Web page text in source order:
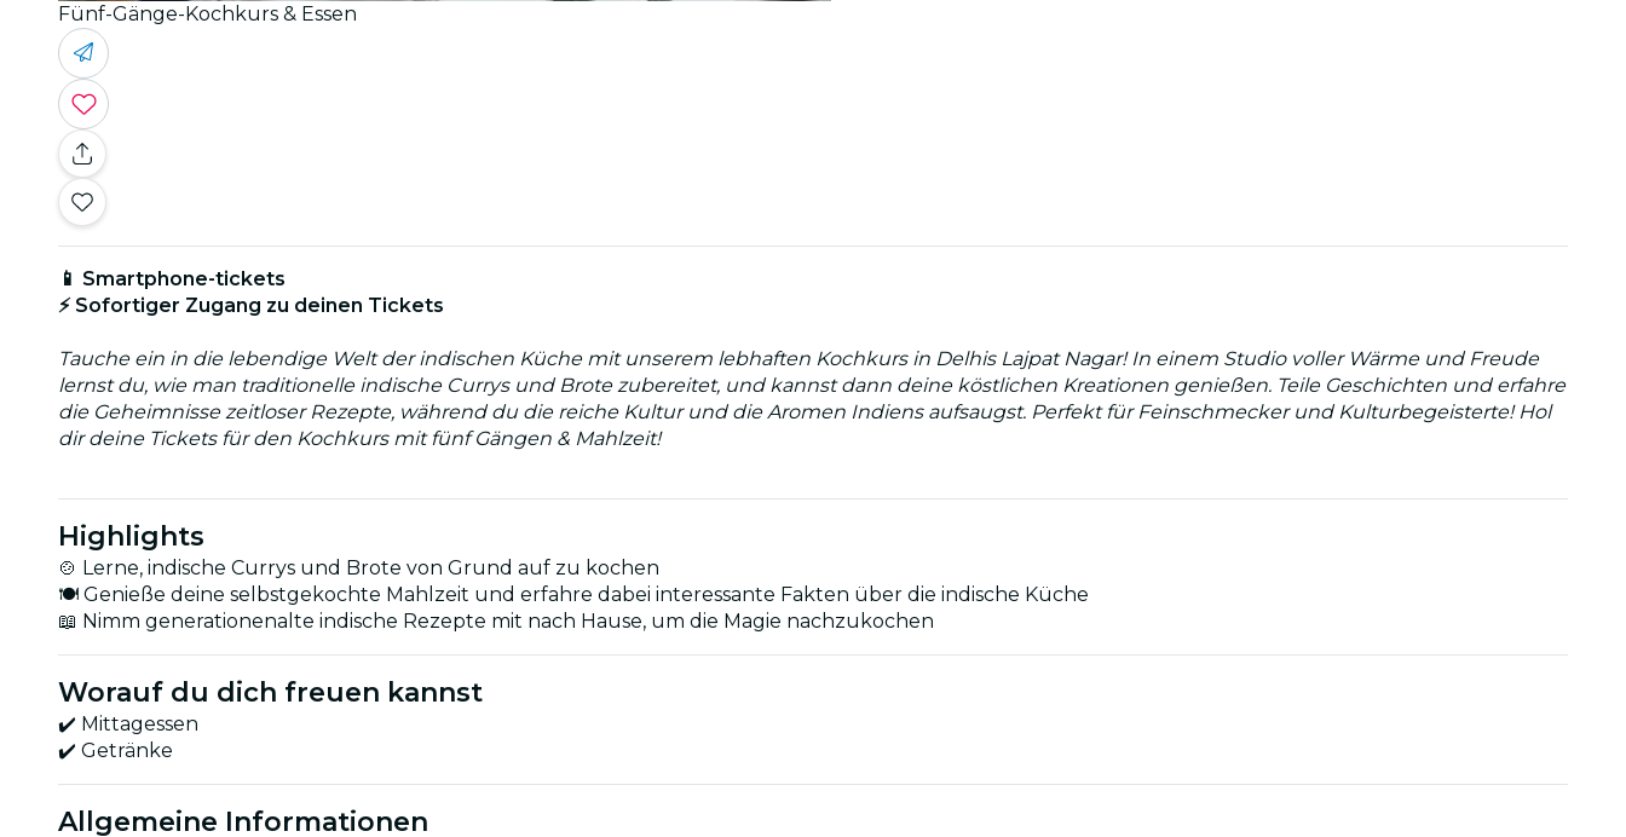
Fünf-Gänge-Kochkurs & Essen
📱 Smartphone-tickets
⚡ Sofortiger Zugang zu deinen Tickets
Tauche ein in die lebendige Welt der indischen Küche mit unserem lebhaften Kochkurs in Delhis Lajpat Nagar! In einem Studio voller Wärme und Freude
lernst du, wie man traditionelle indische Currys und Brote zubereitet, und kannst dann deine köstlichen Kreationen genießen. Teile Geschichten und erfahre
die Geheimnisse zeitloser Rezepte, während du die reiche Kultur und die Aromen Indiens aufsaugst. Perfekt für Feinschmecker und Kulturbegeisterte! Hol
dir deine Tickets für den Kochkurs mit fünf Gängen & Mahlzeit!
Highlights
🍲 Lerne, indische Currys und Brote von Grund auf zu kochen
🍽️ Genieße deine selbstgekochte Mahlzeit und erfahre dabei interessante Fakten über die indische Küche
📖 Nimm generationenalte indische Rezepte mit nach Hause, um die Magie nachzukochen
Worauf du dich freuen kannst
✔️ Mittagessen
✔️ Getränke
Allgemeine Informationen